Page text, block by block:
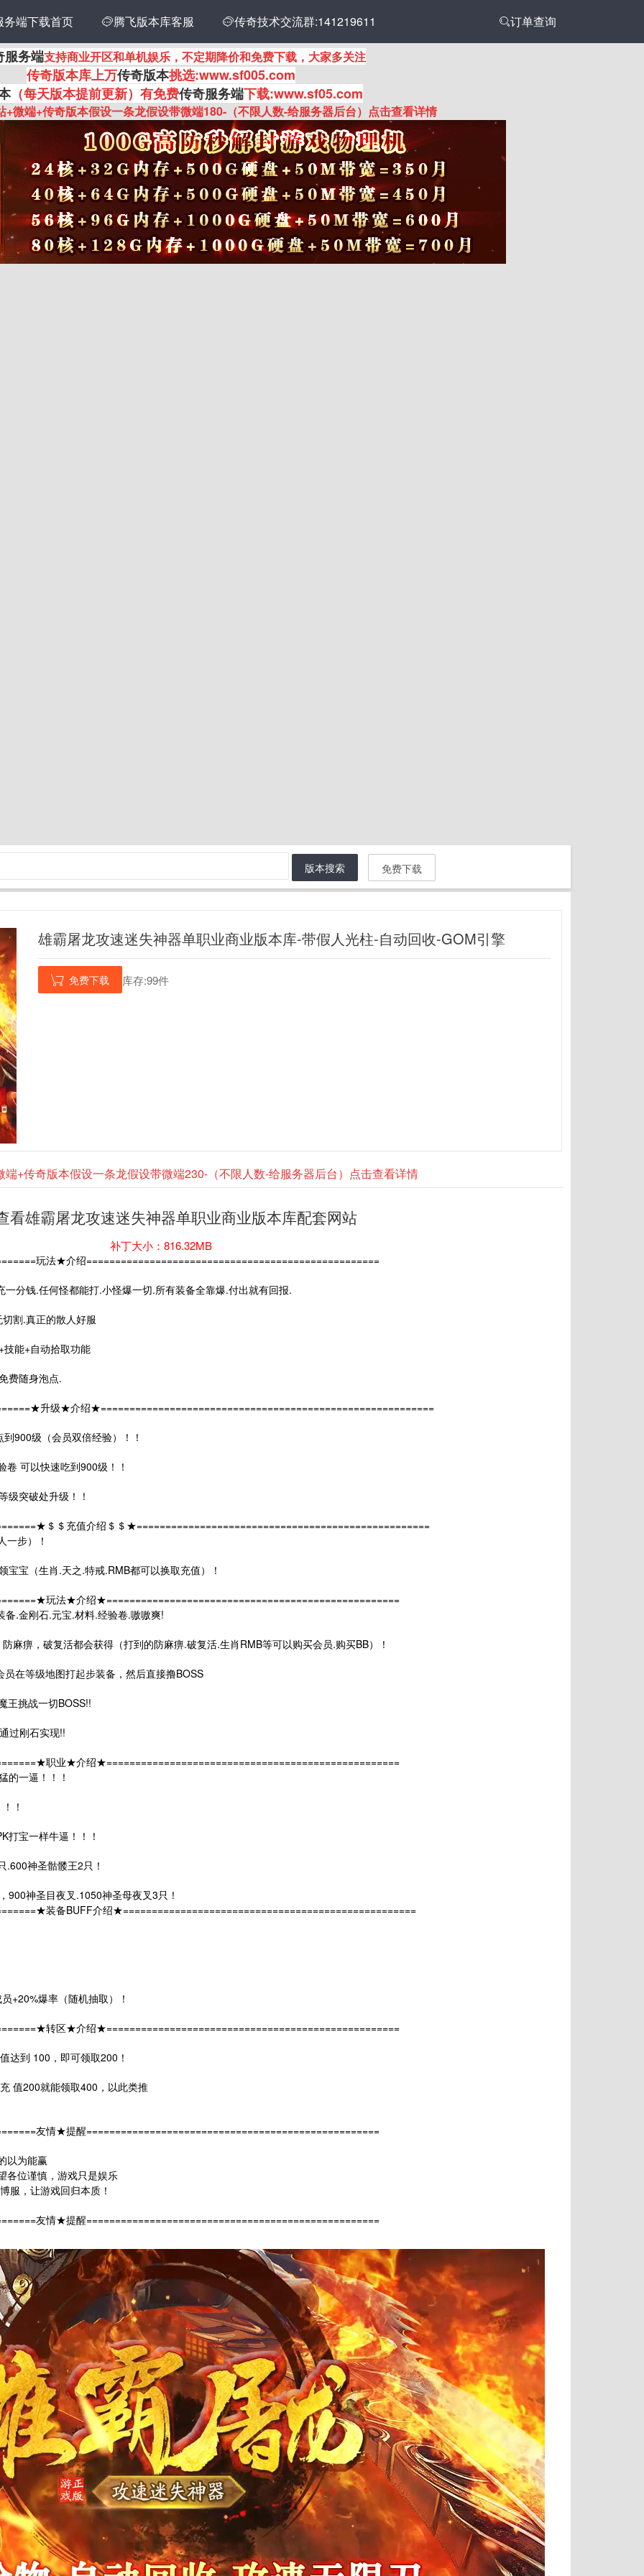
务端下载首页 腾飞版本库客服 传奇技术交流群:141219611 订单查询
服务端支持商业开区和单机娱乐，不定期降价和免费下载，大家多关注
传奇版本库上万传奇版本挑选:www.sf005.com
（每天版本提前更新）有免费传奇服务端下载:www.sf05.com
+微端+传奇版本假设一条龙假设带微端180-（不限人数-给服务器后台）点击查看详情
版本搜索 免费下载
雄霸屠龙攻速迷失神器单职业商业版本库-带假人光柱-自动回收-GOM引擎
 免费下载 库存:99件
+传奇版本假设一条龙假设带微端230-（不限人数-给服务器后台）点击查看详情
看雄霸屠龙攻速迷失神器单职业商业版本库配套网站
补丁大小：816.32MB
玩法★介绍===================================================
分钱.任何怪都能打.小怪爆一切.所有装备全靠爆.付出就有回报.
割.真正的散人好服
能+自动拾取功能
费随身泡点.
升级★介绍★==========================================================
900级（会员双倍经验）！！
可以快速吃到900级！！
突破处升级！！
＄＄充值介绍＄＄★===================================================
一步）！
宝（生肖.天之.特戒.RMB都可以换取充值）！
玩法★介绍★===================================================
.金刚石.元宝.材料.经验卷.嗷嗷爽!
麻痹，破复活都会获得（打到的防麻痹.破复活.生肖RMB等可以购买会员.购买BB）！
在等级地图打起步装备，然后直接撸BOSS
王挑战一切BOSS!!
过刚石实现!!
职业★介绍★===================================================
的一逼！！！
！
打宝一样牛逼！！！
神圣骷髅王2只！
神圣目夜叉.1050神圣母夜叉3只！
装备BUFF介绍★===================================================
+20%爆率（随机抽取）！
转区★介绍★===================================================
达到 100，即可领取200！
值200就能领取400，以此类推
友情★提醒===================================================
以为能赢
各位谨慎，游戏只是娱乐
服，让游戏回归本质！
友情★提醒===================================================